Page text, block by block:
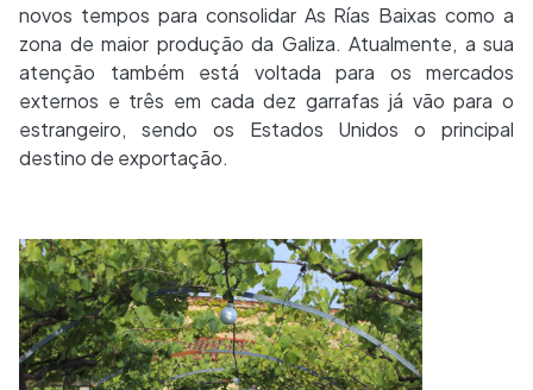
novos tempos para consolidar As Rías Baixas como a
zona de maior produção da Galiza. Atualmente, a sua
atenção também está voltada para os mercados
externos e três em cada dez garrafas já vão para o
estrangeiro, sendo os Estados Unidos o principal
destino de exportação.